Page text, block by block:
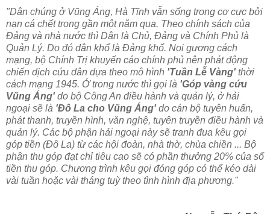
"Dân chúng ở Vũng Áng, Hà Tĩnh vẫn sống trong cơ cực bởi
nạn cá chết trong gần một năm qua. Theo chính sách của
Đảng và nhà nước thì Dân là Chủ, Đảng và Chính Phủ là
Quản Lý. Do đó dân khổ là Đảng khổ. Noi gương cách
mạng, bộ Chính Trị khuyến cáo chính phủ nên phát động
chiến dịch cứu dân dựa theo mô hình 'Tuần Lễ Vàng' thời
cách mạng 1945. Ở trong nước thì gọi là 'Góp vàng cứu
Vũng Áng' do bộ Công An điều hành và quản lý, ở hải
ngoại sẽ là 'Đô La cho Vũng Áng' do cán bộ tuyên huấn,
phát thanh, truyền hình, văn nghệ, tuyên truyền điều hành và
quản lý. Các bộ phận hải ngoại này sẽ tranh đua kêu gọi
góp tiền (Đô La) từ các hội đoàn, nhà thờ, chùa chiền ... Bộ
phận thu góp đạt chỉ tiêu cao sẽ có phần thưởng 20% của số
tiền thu góp. Chương trình kêu gọi đóng góp có thể kéo dài
vài tuần hoặc vài tháng tuỳ theo tình hình địa phương."